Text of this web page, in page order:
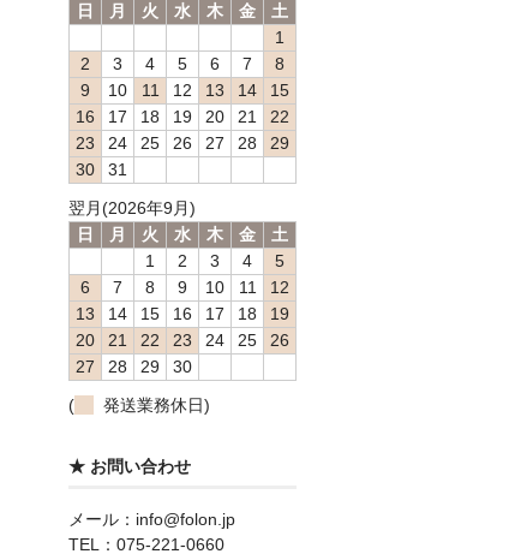
日
月 火 水 木 金
土
1
2
3 4 5 6 7
8
9
10 11 12 13 14
15
16
17 18 19 20 21
22
23
24 25 26 27 28
29
30
31
翌月(2026年9月)
日
月 火 水 木 金
土
1
2 3 4
5
6
7 8 9 10 11
12
13
14 15 16 17 18
19
20
21 22 23 24 25
26
27
28 29
30
(
発送業務休日)
★ お問い合わせ
メール：info@folon.jp
TEL：075-221-0660